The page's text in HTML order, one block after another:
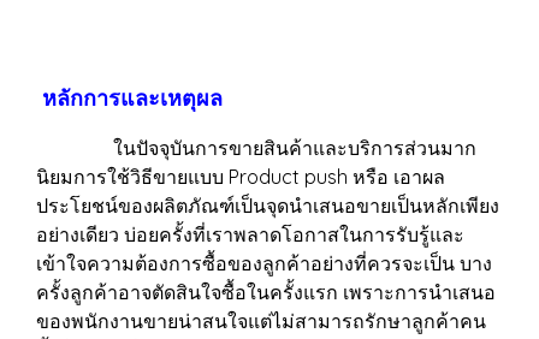
หลักการและเหตุผล
ในปัจจุบันการขายสินค้าและบริการส่วนมาก
นิยมการใช้วิธีขายแบบ Product push หรือ เอาผล
ประโยชน์ของผลิตภัณฑ์เป็นจุดนำเสนอขายเป็นหลักเพียง
อย่างเดียว บ่อยครั้งที่เราพลาดโอกาสในการรับรู้และ
เข้าใจความต้องการซื้อของลูกค้าอย่างที่ควรจะเป็น บาง
ครั้งลูกค้าอาจตัดสินใจซื้อในครั้งแรก เพราะการนำเสนอ
ของพนักงานขายน่าสนใจแต่ไม่สามารถรักษาลูกค้าคน